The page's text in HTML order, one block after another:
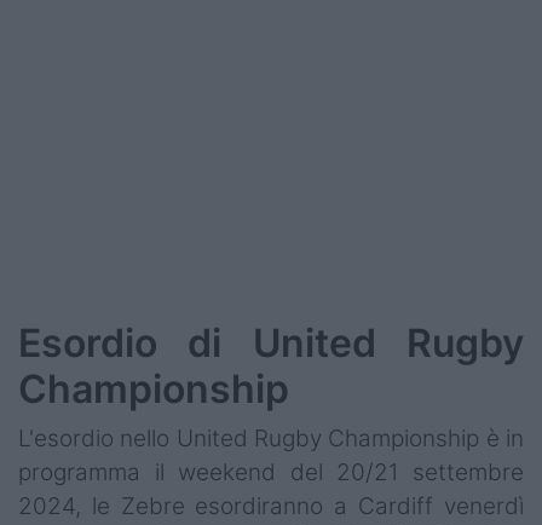
Esordio di United Rugby
Championship
L'esordio nello United Rugby Championship è in
programma il weekend del 20/21 settembre
2024, le Zebre esordiranno a Cardiff venerdì